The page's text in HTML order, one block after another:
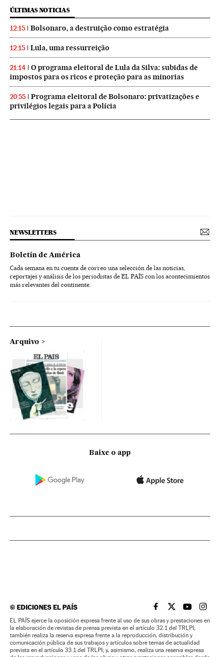
ÚLTIMAS NOTICIAS
12:15 Bolsonaro, a destruição como estratégia
12:15 Lula, uma ressurreição
21:14
O programa eleitoral de Lula da Silva: subidas de
impostos para os ricos e proteção para as minorias
20:55
Programa eleitoral de Bolsonaro: privatizações e
privilégios legais para a Polícia
NEWSLETTERS
Boletín de América
Cada semana en tu cuenta de correo una selección de las noticias,
reportajes y análisis de los periodistas de EL PAÍS con los acontecimientos
más relevantes del continente.
Arquivo
Baixe o app
©EDICIONES EL PAÍS EL PAÍS BRASIL EN
EL PAÍSEL PAÍS
EL
EL PAÍS ejerce la oposición expresa frente al uso de sus obras y prestaciones en
la elaboración de revistas de prensa prevista en el artículo 32.1 del TRLPI;
también realiza la reserva expresa frente a la reproducción, distribución y
comunicación pública de sus trabajos y artículos sobre temas de actualidad
prevista en el artículo 33.1 del TRLPI; y, asimismo, realiza una reserva expresa